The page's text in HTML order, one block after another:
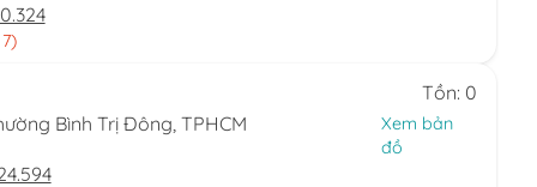
Tồn: 0
Bình Trị Đông, TPHCM
Xem bản
đồ